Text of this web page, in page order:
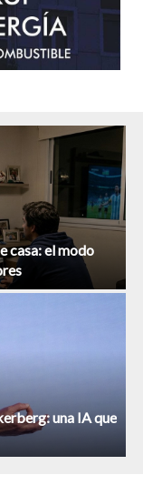
casa: el modo
una IA que